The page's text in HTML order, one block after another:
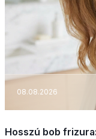
08.08.2026
Hosszú bob